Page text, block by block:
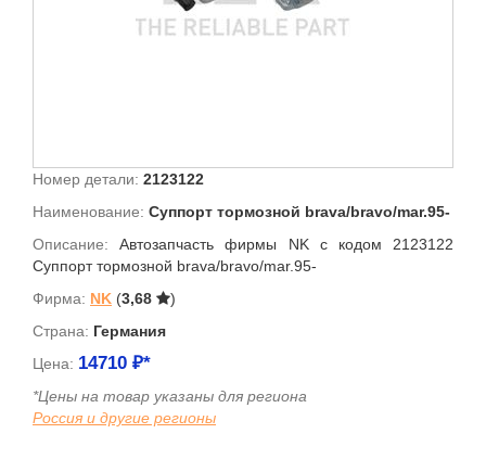
Номер детали: 2123122
Наименование: Суппорт тормозной brava/bravo/mar.95-
Описание:Автозапчасть фирмы NK с кодом 2123122
Суппорт тормозной brava/bravo/mar.95-
Фирма: NK (3,68
)
Страна: Германия
Цена: 14710 ₽*
*Цены на товар указаны для региона
Россия и другие регионы